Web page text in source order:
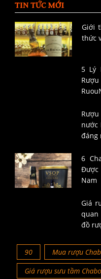
TIN TỨC MỚI
Giới
thức
5 Lý
nước
đáng
6
Được
Nam
Giá
đồ
90
Mua rượu
Giá rượu sưu tầm